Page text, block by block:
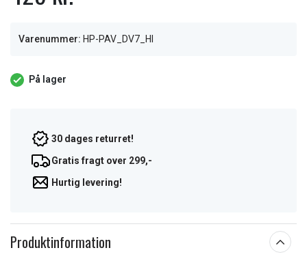
Varenummer: HP-PAV_DV7_HI
På lager
30 dages returret!
Gratis fragt over 299,-
Hurtig levering!
Produktinformation